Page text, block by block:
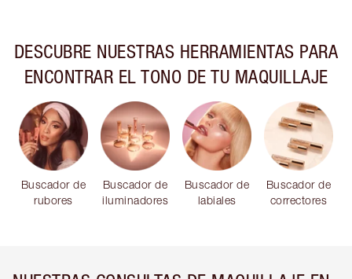
DESCUBRE NUESTRAS HERRAMIENTAS PARA
ENCONTRAR EL TONO DE TU MAQUILLAJE
Buscador de
rubores
Buscador de
iluminadores
Buscador de
labiales
Buscador de
correctores